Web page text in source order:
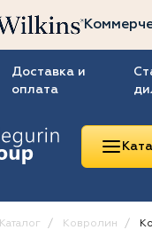
Доставка и
оплата
Каталог Ковролин